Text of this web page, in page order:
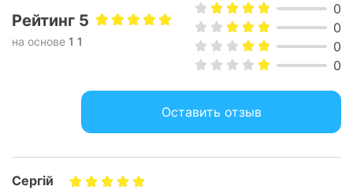
Рейтинг 5
на основе 1 1
0
0
0
0
Оставить отзыв
Сергій